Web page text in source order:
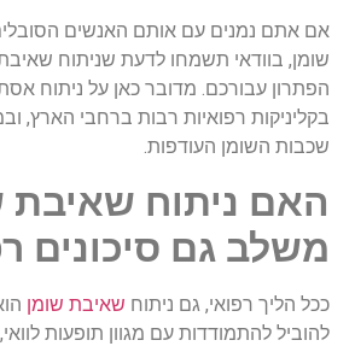
אם אתם נמנים עם אותם האנשים
שומן, בוודאי תשמחו לדעת שניתוח
הפתרון עבורכם. מדובר כאן על ניתוח
בקליניקות רפואיות רבות ברחבי הארץ,
שכבות השומן העודפות.
האם ניתוח שאיבת
משלב גם סיכונים
ככל הליך רפואי, גם ניתוח שאיבת שומן
להוביל להתמודדות עם מגוון תופעות